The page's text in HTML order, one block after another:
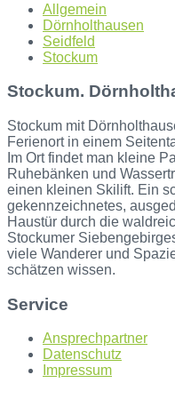
Allgemein
Dörnholthausen
Seidfeld
Stockum
Stockum.
Stockum mit
Ferienort in einem
Im Ort findet man kleine
Ruhebänken und
einen kleinen Skilift. Ein
gekennzeichnetes,
Haustür durch die
Stockumer
viele Wanderer und
schätzen wissen.
Service
Ansprechpartner
Datenschutz
Impressum